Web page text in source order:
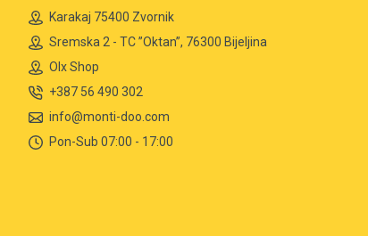
Karakaj 75400 Zvornik
Sremska 2 - TC ”Oktan”, 76300 Bijeljina
Olx Shop
+387 56 490 302
info@monti-doo.com
Pon-Sub 07:00 - 17:00